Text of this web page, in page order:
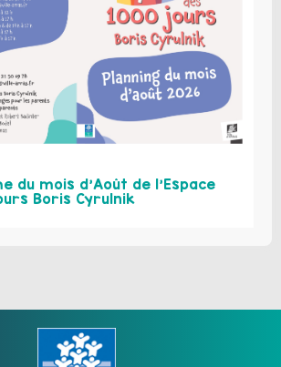
du mois d’Août de l’Espace
Boris Cyrulnik